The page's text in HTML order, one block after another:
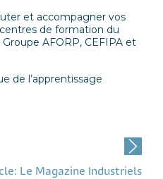
et accompagner vos
de formation du
AFORP, CEFIPA et
de l’apprentissage
Le Magazine Industriels